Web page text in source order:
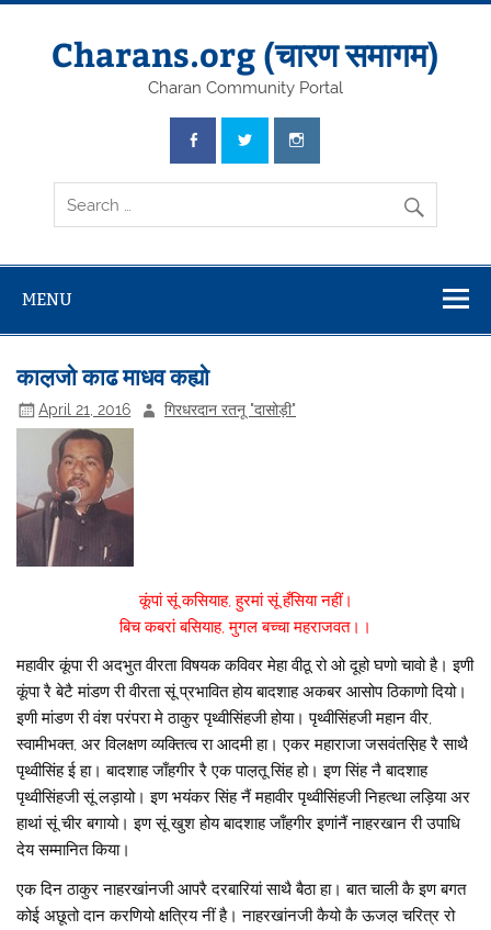
Skip
Charans.org (चारण समागम)
Charan Community Portal
MENU
काल़जो काढ माधव कह्यो
April 21, 2016 गिरधरदान रतनू "दासोड़ी"
कूंपां सूं कसियाह, हुरमां सूं हँसिया नहीं।
बिच कबरां बसियाह, मुगल बच्चा महराजवत।।
महावीर कूंपा री अदभुत वीरता विषयक कविवर मेहा वीठू रो ओ दूहो घणो चावो है। इणी
कूंपा रै बेटै मांडण री वीरता सूं प्रभावित होय बादशाह अकबर आसोप ठिकाणो दियो।
इणी मांडण री वंश परंपरा मे ठाकुर पृथ्वीसिंहजी होया। पृथ्वीसिंहजी महान वीर,
स्वामीभक्त, अर विलक्षण व्यक्तित्व रा आदमी हा। एकर महाराजा जसवंतस़िह रै साथै
पृथ्वीसिंह ई हा। बादशाह जाँहगीर रै एक पाल़तू सिंह हो। इण सिंह नै बादशाह
पृथ्वीसिंहजी सूं लड़ायो। इण भयंकर सिंह नैं महावीर पृथ्वीसिंहजी निहत्था लड़िया अर
हाथां सूं चीर बगायो। इण सूं खुश होय बादशाह जाँहगीर इणांनैं नाहरखान री उपाधि
देय सम्मानित किया।
एक दिन ठाकुर नाहरखांनजी आपरै दरबारियां साथै बैठा हा। बात चाली कै इण बगत
कोई अछूतो दान करणियो क्षत्रिय नीं है। नाहरखांनजी कैयो कै ऊजल़ चरित्र रो